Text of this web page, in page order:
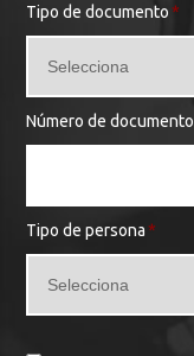
Tipo de documento *
Número de documento
Tipo de persona *